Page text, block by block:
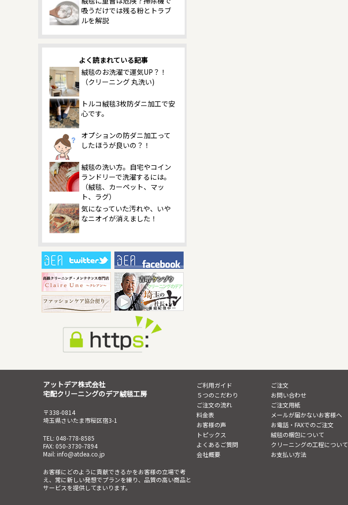
吸うだけでは残る粉とトラブ
ルを解説
よく読まれている記事
絨毯のお洗濯で運気UP？！
（クリーニング 丸洗い)
トルコ絨毯3枚防ダニ加工で安
心です。
オプションの防ダニ加工って
したほうが良いの？！
絨毯の洗い方。自宅やコイン
ランドリーで洗濯するには。
（絨毯、カーペット、マッ
ト、ラグ）
気になっていた汚れや、いや
なニオイが消えました！
アットデア株式会社
宅配クリーニングのデア絨毯工房
〒338-0814
埼玉県さいたま市桜区宿3-1
TEL: 048-778-8585
FAX: 050-3730-7894
Mail: info@atdea.co.jp
お客様にどのように貢献できるかをお客様の立場で考
え、常に新しい発想でプランを練り、品質の高い商品と
サービスを提供してまいります。
ご利用ガイド
５つのこだわり
ご注文の流れ
料金表
お客様の声
トピックス
よくあるご質問
会社概要
ご注文
お問い合わせ
ご注文用紙
メールが届かないお客様へ
お電話・FAXでのご注文
絨毯の梱包について
クリーニングの工程について
お支払い方法